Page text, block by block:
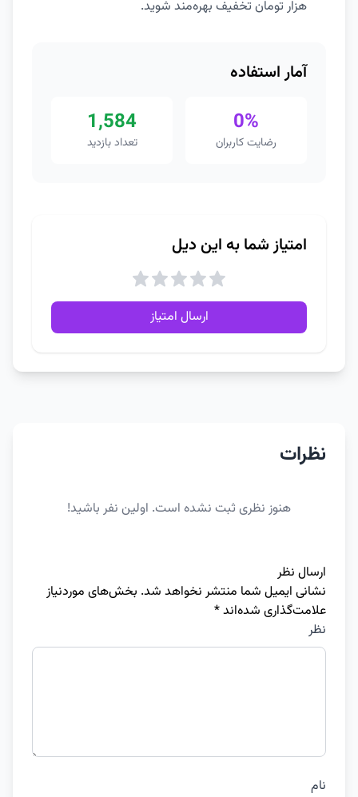
هزار تومان تخفیف بهره‌مند شوید.
آمار استفاده
0%
رضایت کاربران
1,584
تعداد بازدید
امتیاز شما به این دیل
ارسال امتیاز
نظرات
هنوز نظری ثبت نشده است. اولین نفر باشید!
ارسال نظر
نشانی ایمیل شما منتشر نخواهد شد. بخش‌های موردنیاز
علامت‌گذاری شده‌اند*
نظر
نام